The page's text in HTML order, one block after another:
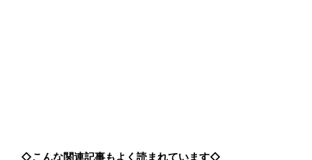
◇こんな関連記事もよく読まれています◇